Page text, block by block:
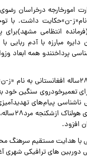
امورخارجه درخراسان
نام«ز -ن»حکایت داشت.
انتظامی مشهد)برای
مبارزه با آدم ربایی
پرداختندو همه ابعاد
بررسی های مقدماتی کارآگاهان بیانگرآن
تعمیرخودروی سنگین
پیام های
افزود.
با هدایت مستقیم سرهنگ
دوربین های ترافیکی شهری